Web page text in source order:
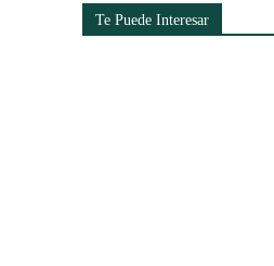
Te Puede Interesar